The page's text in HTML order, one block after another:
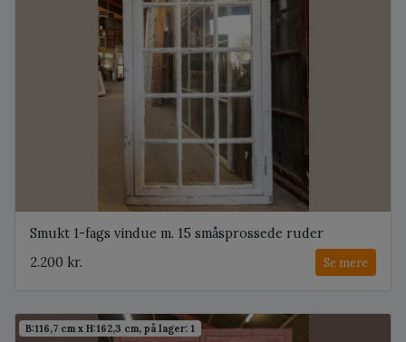
Smukt 1-fags vindue m. 15 småsprossede ruder
2.200 kr.
Se mere
B:116,7 cm x H:162,3 cm, på lager: 1